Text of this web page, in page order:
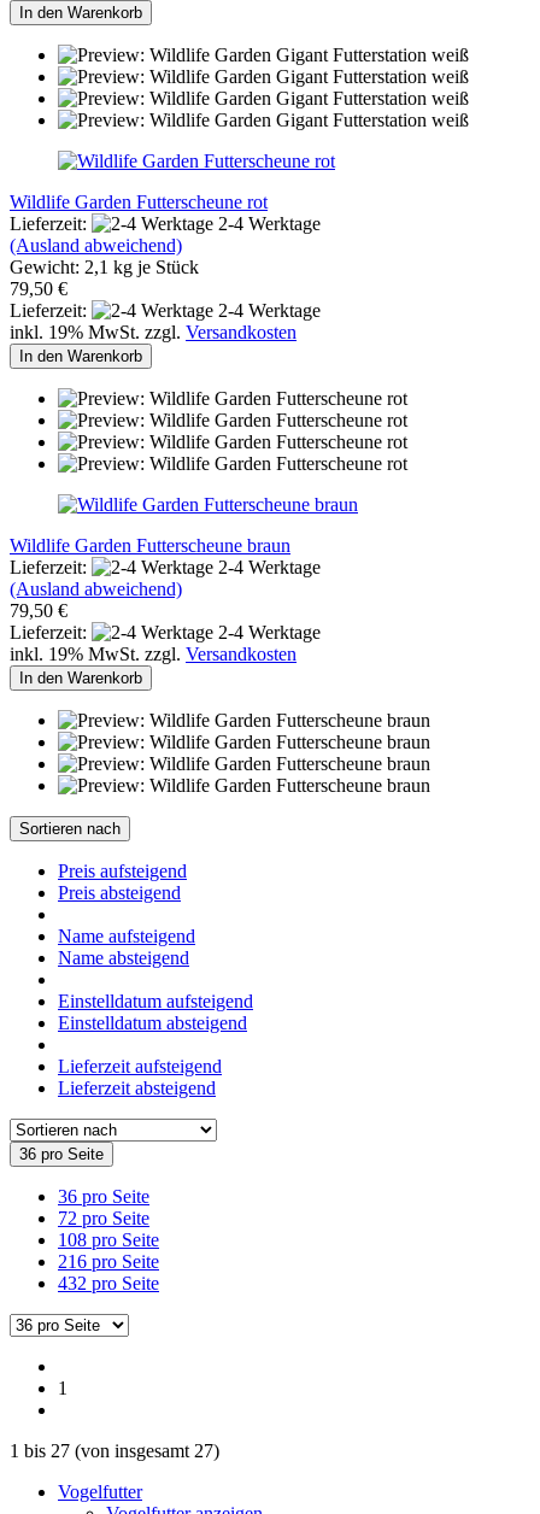
In den Warenkorb
Wildlife Garden Futterscheune rot
Lieferzeit:
2-4 Werktage
(Ausland abweichend)
Gewicht: 2,1 kg je Stück
79,50 €
Lieferzeit:
2-4 Werktage
inkl. 19% MwSt. zzgl. Versandkosten
In den Warenkorb
Wildlife Garden Futterscheune braun
Lieferzeit:
2-4 Werktage
(Ausland abweichend)
79,50 €
Lieferzeit:
2-4 Werktage
inkl. 19% MwSt. zzgl. Versandkosten
In den Warenkorb
Sortieren nach
Preis aufsteigend
Preis absteigend
Name aufsteigend
Name absteigend
Einstelldatum aufsteigend
Einstelldatum absteigend
Lieferzeit aufsteigend
Lieferzeit absteigend
36 pro Seite
36 pro Seite
72 pro Seite
108 pro Seite
216 pro Seite
432 pro Seite
1
1 bis 27 (von insgesamt 27)
Vogelfutter